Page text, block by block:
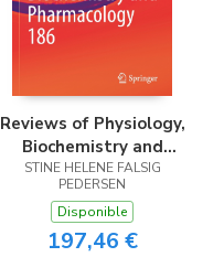
Reviews of Physiology,
Biochemistry and
Pharmacology
STINE HELENE FALSIG
PEDERSEN
Disponible
197,46 €